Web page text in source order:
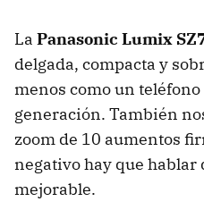
La Panasonic Lumix
delgada, compacta y
menos como un
generación. También
zoom de 10 aumentos
negativo hay que
mejorable.